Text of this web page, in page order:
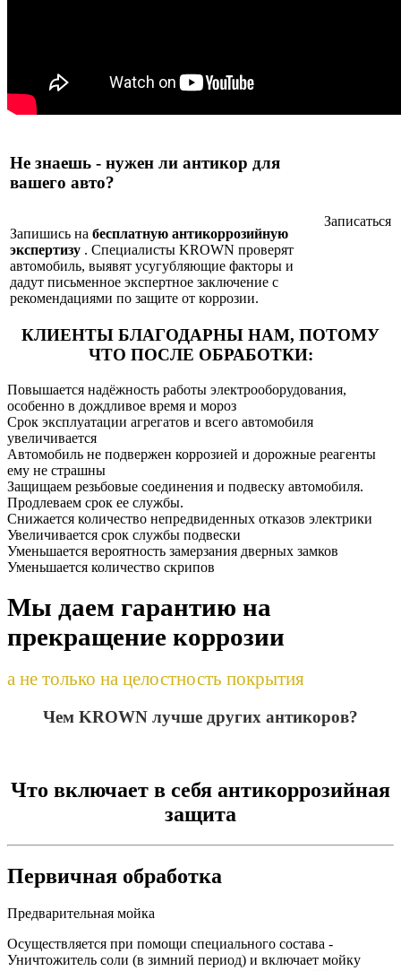
Не знаешь - нужен ли антикор для
вашего авто?
Запишись на бесплатную антикоррозийную
экспертизу . Специалисты KROWN проверят
автомобиль, выявят усугубляющие факторы и
дадут письменное экспертное заключение с
рекомендациями по защите от коррозии.
Записаться
КЛИЕНТЫ БЛАГОДАРНЫ НАМ, ПОТОМУ
ЧТО ПОСЛЕ ОБРАБОТКИ:
Повышается надёжность работы электрооборудования,
особенно в дождливое время и мороз
Срок эксплуатации агрегатов и всего автомобиля
увеличивается
Автомобиль не подвержен коррозией и дорожные реагенты
ему не страшны
Защищаем резьбовые соединения и подвеску автомобиля.
Продлеваем срок ее службы.
Снижается количество непредвиденных отказов электрики
Увеличивается срок службы подвески
Уменьшается вероятность замерзания дверных замков
Уменьшается количество скрипов
Мы даем гарантию на
прекращение коррозии
а не только на целостность покрытия
Чем KROWN лучше других антикоров?
Что включает в себя антикоррозийная
защита
Первичная обработка
Предварительная мойка
Осуществляется при помощи специального состава -
Уничтожитель соли (в зимний период) и включает мойку